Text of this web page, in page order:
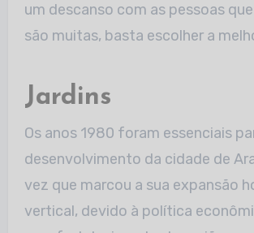
um descanso com as pessoas
são muitas, basta escolher a
Jardins
Os anos 1980 foram essenciais
desenvolvimento da cidade de
vez que marcou a sua expansão
vertical, devido à política